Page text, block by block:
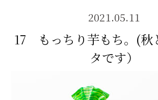
生産体制
美味しい安心
商品・開発
品質管理
2021.05.11
17 もっちり芋もち。(秋
タです）